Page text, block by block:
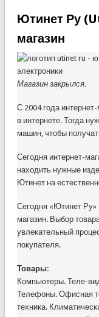
Ютинет Ру
магазин
Магазин закрылся.
С 2004 года
в интернете. Тогда
машин, чтобы
Сегодня интернет-
находить нужные
Ютинет на
Сегодня «Ютинет Ру»
магазин. Выбор
увлекательный
покупателя.
Товары:
Компьютеры. Теле-
Телефоны. Офисная
техника.